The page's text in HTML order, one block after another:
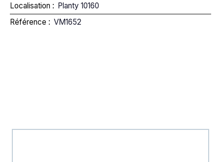
Localisation : Planty 10160
Référence : VM1652